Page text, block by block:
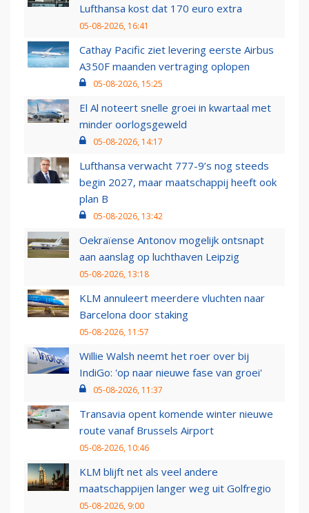
Lufthansa kost dat 170 euro extra
05-08-2026, 16:41
Cathay Pacific ziet levering eerste Airbus
A350F maanden vertraging oplopen
05-08-2026, 15:25
El Al noteert snelle groei in kwartaal met
minder oorlogsgeweld
05-08-2026, 14:17
Lufthansa verwacht 777-9’s nog steeds
begin 2027, maar maatschappij heeft ook
plan B
05-08-2026, 13:42
Oekraïense Antonov mogelijk ontsnapt
aan aanslag op luchthaven Leipzig
05-08-2026, 13:18
KLM annuleert meerdere vluchten naar
Barcelona door staking
05-08-2026, 11:57
Willie Walsh neemt het roer over bij
IndiGo: 'op naar nieuwe fase van groei'
05-08-2026, 11:37
Transavia opent komende winter nieuwe
route vanaf Brussels Airport
05-08-2026, 10:46
KLM blijft net als veel andere
maatschappijen langer weg uit Golfregio
05-08-2026, 9:00